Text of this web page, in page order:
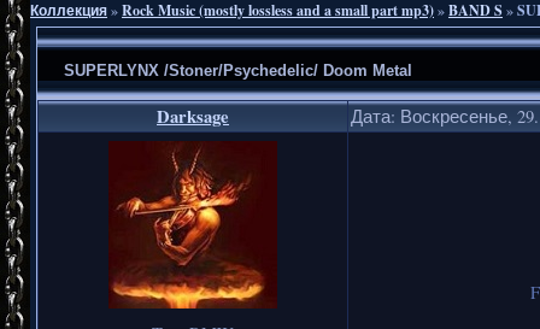
Коллекция»Rock Music (mostly lossless and a small part mp3)»BAND S »
SUPERLYNX /Stoner/Psychedelic/ Doom Metal
Darksage Дата: Воскресенье,